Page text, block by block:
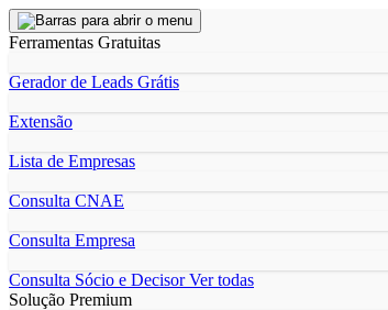
Ferramentas Gratuitas
Gerador de Leads Grátis
Extensão
Lista de Empresas
Consulta CNAE
Consulta Empresa
Consulta Sócio e DecisorVer todas
Solução Premium